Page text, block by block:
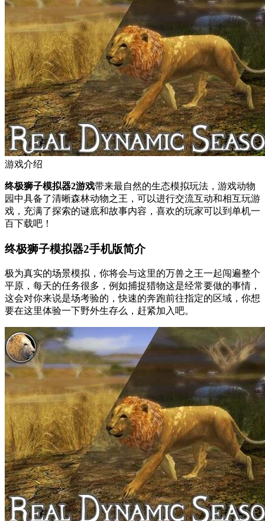
游戏介绍
终极狮子模拟器2游戏带来最自然的生态模拟玩法，游戏动物
园中具备了清晰森林动物之王，可以进行交流互动和相互玩游
戏，充满了探索的谜底和故事内容，喜欢的玩家可以到单机一
百下载吧！
终极狮子模拟器2手机版简介
极为真实的场景模拟，你将会与这里的万兽之王一起闯遍整个
平原，每天的任务很多，例如捕捉猎物这是经常要做的事情，
这会对你来说是场考验的，快速的奔跑前往指定的区域，你想
要在这里体验一下野外生存么，赶紧加入吧。